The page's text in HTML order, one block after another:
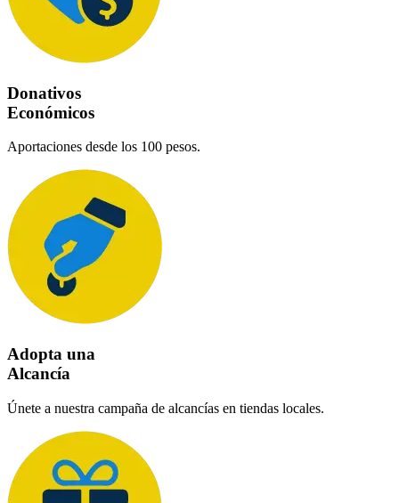
Donativos
Económicos
Aportaciones desde los 100 pesos.
Adopta una
Alcancía
Únete a nuestra campaña de alcancías en tiendas locales.